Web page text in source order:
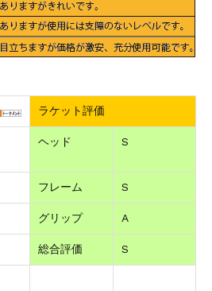
ラケット評価
ヘッド S
フレーム S
グリップ A
総合評価 S